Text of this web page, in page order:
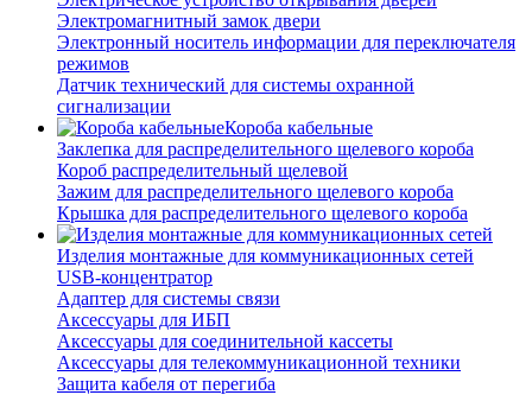
Электромагнитный замок двери
Электронный носитель информации для переключателя
режимов
Датчик технический для системы охранной
сигнализации
Короба кабельные
Заклепка для распределительного щелевого короба
Короб распределительный щелевой
Зажим для распределительного щелевого короба
Крышка для распределительного щелевого короба
Изделия монтажные для коммуникационных сетей
USB-концентратор
Адаптер для системы связи
Аксессуары для ИБП
Аксессуары для соединительной кассеты
Аксессуары для телекоммуникационной техники
Защита кабеля от перегиба